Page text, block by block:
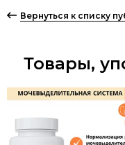
Вернуться к списку
Товары,